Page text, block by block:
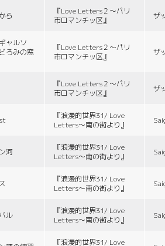
ら
『Love Letters２〜パリ
市ロマンチッ区』
ザ
ャルソ
ろみの窓
『Love Letters２〜パリ
市ロマンチッ区』
ザ
『Love Letters２〜パリ
市ロマンチッ区』
ザ
『浪漫的世界31/ Love
Letters〜南の街より』
河
『浪漫的世界31/ Love
Letters〜南の街より』
『浪漫的世界31/ Love
Letters〜南の街より』
ル
『浪漫的世界31/ Love
Letters〜南の街より』
『浪漫的世界31/ Love